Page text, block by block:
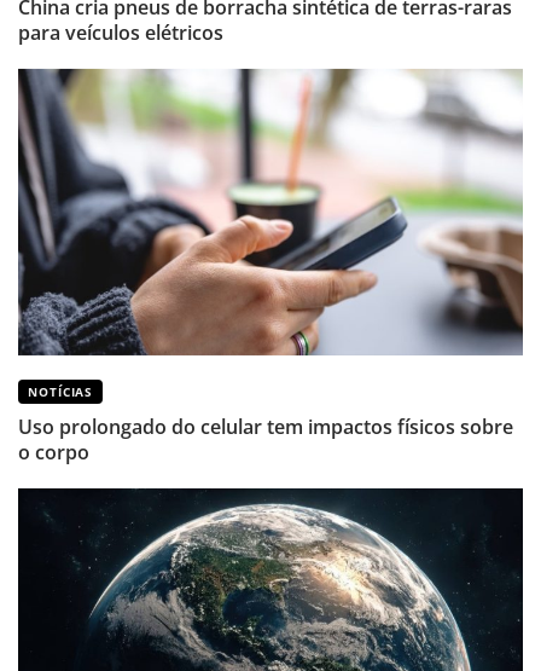
China cria pneus de borracha sintética de terras-raras
para veículos elétricos
NOTÍCIAS
Uso prolongado do celular tem impactos físicos sobre
o corpo